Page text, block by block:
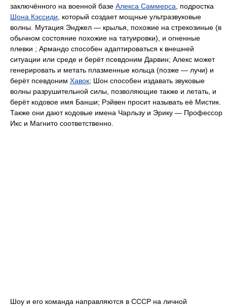
заключённого на военной базе Алекса Саммерса , подростка
Шона Кэссиди , который создает мощные ультразвуковые
волны. Мутация Энджел — крылья, похожие на стрекозиные (в
обычном состояние похожие на татуировки), и огненные
плевки ; Армандо способен адаптироваться к внешней
ситуации или среде и берёт псевдоним Дарвин; Алекс может
генерировать и метать плазменные кольца (позже — лучи) и
берёт псевдоним Хавок; Шон способен издавать звуковые
волны разрушительной силы, позволяющие также и летать, и
берёт кодовое имя Банши; Рэйвен просит называть её Мистик.
Также они дают кодовые имена Чарльзу и Эрику — Профессор
Икс и Магнито соответственно.
Шоу и его команда направляются в СССР на личной